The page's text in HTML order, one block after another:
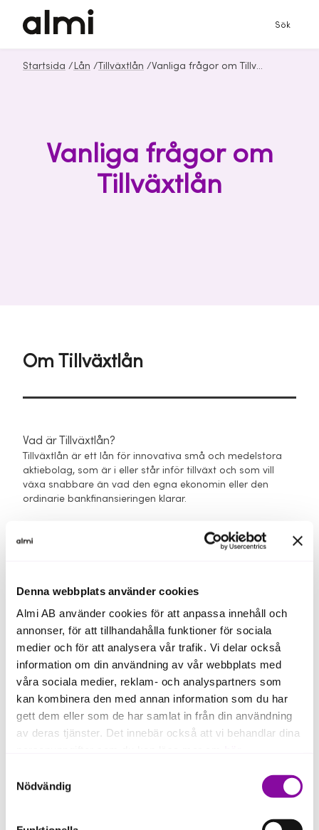
Denna webbplats använder cookies
Almi AB använder cookies för att anpassa innehåll och
annonser, för att tillhandahålla funktioner för sociala
medier och för att analysera vår trafik. Vi delar också
information om din användning av vår webbplats med
våra sociala medier, reklam- och analyspartners som
kan kombinera den med annan information som du har
gett dem eller som de har samlat in från din användning
av deras tjänster. Det innebär också att vi behandlar dina
Om du klickar på avvisa kommer användning av kakor
eller delning av information enligt ovan, inte att ske,
förutom för kakor som är nödvändiga för att hemsidan
Nödvändig
Sök
Startsida / Lån /Tillväxtlån / Vanliga frågor om Tillväxtlån från Almi
Vanliga frågor om
Tillväxtlån
Om Tillväxtlån
Vad är Tillväxtlån?
Tillväxtlån är ett lån för innovativa små och medelstora
aktiebolag, som är i eller står inför tillväxt och som vill
växa snabbare än vad den egna ekonomin eller den
ordinarie bankfinansieringen klarar.
expansion och behöver kapital för att ta nästa steg i sin
Tillväxtlån är ett bra alternativ när du driver ett etablerat
företag och vill växa snabbare än vad den egna
ekonomin eller den ordinarie bankfinansieringen klarar.
Lånet passar särskilt vid satsningar som innebär
expansion, ökad produktion, etablering på nya marknader
eller andra investeringar som stärker företagets
konkurrenskraft.
Med Tillväxtlån får du inte bara finansiering, utan också
dialog och stöd som tar hänsyn till både risk och